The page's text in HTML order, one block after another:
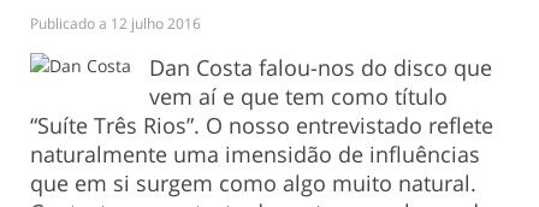
Publicado a 12 julho 2016
Dan Costa falou-nos do disco que
vem aí e que tem como título
“Suíte Três Rios”. O nosso entrevistado reflete
naturalmente uma imensidão de influências
que em si surgem como algo muito natural.